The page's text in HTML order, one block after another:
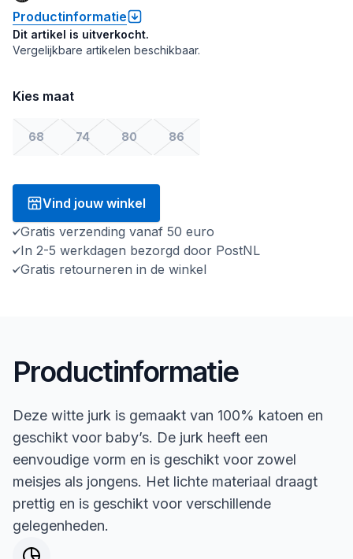
Productinformatie
Dit artikel is uitverkocht.
Vergelijkbare artikelen beschikbaar.
Kies maat
68 74 80 86
Vind jouw winkel
Gratis verzending vanaf 50 euro
In 2-5 werkdagen bezorgd door PostNL
Gratis retourneren in de winkel
Productinformatie
Deze witte jurk is gemaakt van 100% katoen en
geschikt voor baby’s. De jurk heeft een
eenvoudige vorm en is geschikt voor zowel
meisjes als jongens. Het lichte materiaal draagt
prettig en is geschikt voor verschillende
gelegenheden.